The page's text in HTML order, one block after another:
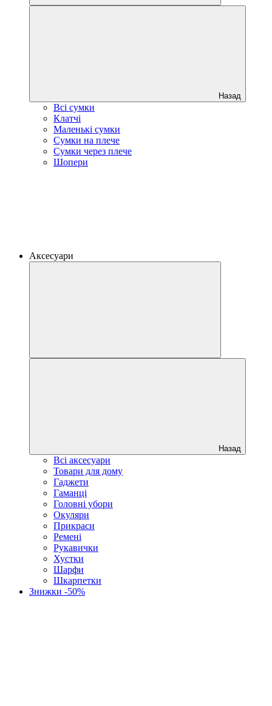
Назад
Всі сумки
Клатчі
Маленькі сумки
Сумки на плече
Сумки через плече
Шопери
Аксесуари
Назад
Всі аксесуари
Товари для дому
Гаджети
Гаманці
Головні убори
Окуляри
Прикраси
Ремені
Рукавички
Хустки
Шарфи
Шкарпетки
Знижки -50%